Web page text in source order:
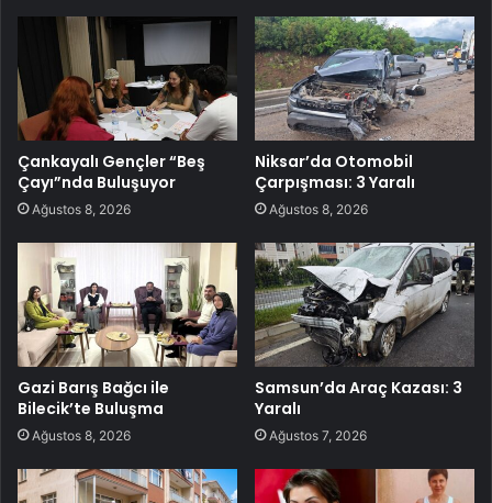
Çankayalı Gençler “Beş
Çayı”nda Buluşuyor
Ağustos 8, 2026
Niksar’da Otomobil
Çarpışması: 3 Yaralı
Ağustos 8, 2026
Gazi Barış Bağcı ile
Bilecik’te Buluşma
Ağustos 8, 2026
Samsun’da Araç Kazası: 3
Yaralı
Ağustos 7, 2026